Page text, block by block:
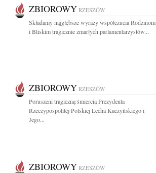
ZBIOROWY RZESZÓW
Składamy najgłębsze wyrazy współczucia Rodzinom
i Bliskim tragicznie zmarłych parlamentarzystów...
ZBIOROWY RZESZÓW
Poruszeni tragiczną śmiercią Prezydenta
Rzeczypospolitej Polskiej Lecha Kaczyńskiego i
Jego...
ZBIOROWY RZESZÓW